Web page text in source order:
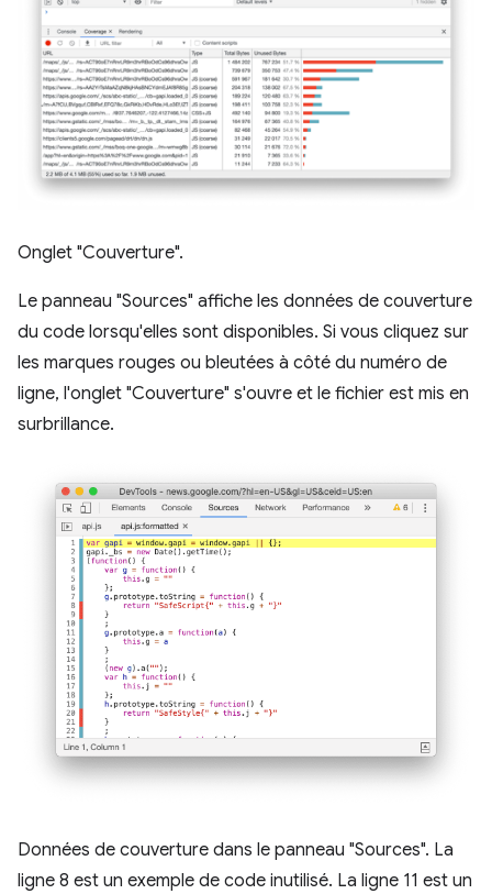
Onglet "Couverture".
Le panneau "Sources" affiche les données de couverture
du code lorsqu'elles sont disponibles. Si vous cliquez sur
les marques rouges ou bleutées à côté du numéro de
ligne, l'onglet "Couverture" s'ouvre et le fichier est mis en
surbrillance.
Données de couverture dans le panneau "Sources". La
ligne 8 est un exemple de code inutilisé. La ligne 11 est un